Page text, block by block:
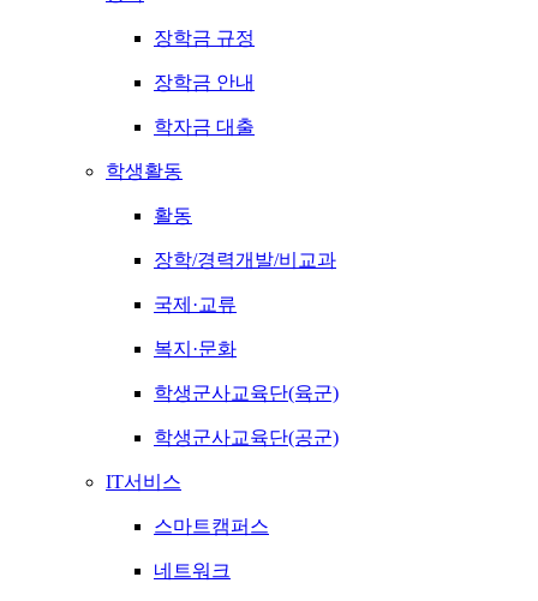
장학금 규정
장학금 안내
학자금 대출
학생활동
활동
장학/경력개발/비교과
국제·교류
복지·문화
학생군사교육단(육군)
학생군사교육단(공군)
IT서비스
스마트캠퍼스
네트워크